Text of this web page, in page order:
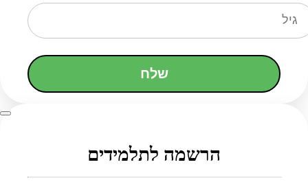
שלח
הרשמה לתלמידים